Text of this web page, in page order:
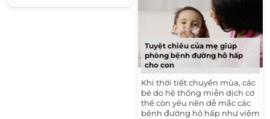
Tuyệt chiêu của mẹ giúp
phòng bệnh đường hô hấp
cho con
Khi thời tiết chuyển mùa, các
bé do hệ thống miễn dịch cơ
thể còn yếu nên dễ mắc các
bệnh đường hô hấp như viêm